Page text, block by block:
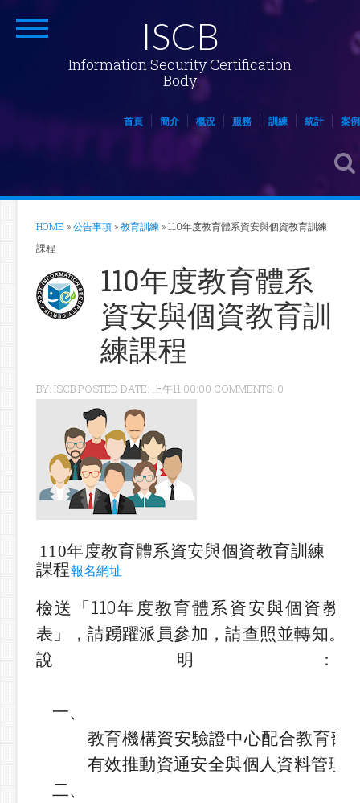
ISCB
Information Security Certification
Body
首頁 簡介 概況 服務 訓練 統計 案例
HOME »公告事項»教育訓練 »110年度教育體系資安與個資教育訓練
課程
110年度教育體系
資安與個資教育訓
練課程
BY: ISCB POSTED DATE: 上午11:00:00 COMMENTS: 0
110年度教育體系資安與個資教育訓練
課程報名網址
檢送「110年度教育體系資安與個資教
表」，請踴躍派員參加，請查照並轉知。
說明：
一、
教育機構資安驗證中心配合教育部
有效推動資通安全與個人資料管理
二、